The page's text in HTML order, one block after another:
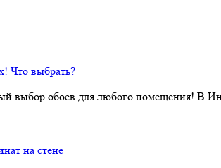
Что выбрать?
выбор обоев для любого помещения! В
на стене